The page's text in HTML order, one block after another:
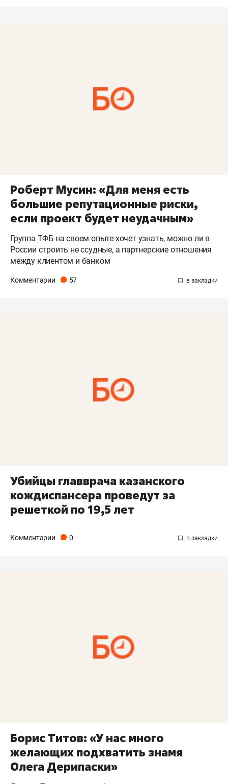
Роберт Мусин: «Для меня есть
большие репутационные риски,
если проект будет неудачным»
Группа ТФБ на своем опыте хочет узнать, можно ли в
России строить не ссудные, а партнерские отношения
между клиентом и банком
Комментарии 57
Убийцы главврача казанского
кождиспансера проведут за
решеткой по 19,5 лет
Комментарии 0
Борис Титов: «У нас много
желающих подхватить знамя
Олега Дерипаски»